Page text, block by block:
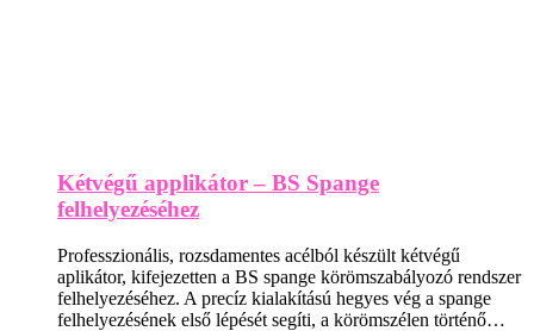
Kétvégű applikátor – BS Spange
felhelyezéséhez
Professzionális, rozsdamentes acélból készült kétvégű
aplikátor, kifejezetten a BS spange körömszabályozó rendszer
felhelyezéséhez. A precíz kialakítású hegyes vég a spange
felhelyezésének első lépését segíti, a körömszélen történő…